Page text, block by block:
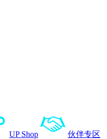
UP Shop
伙伴专区